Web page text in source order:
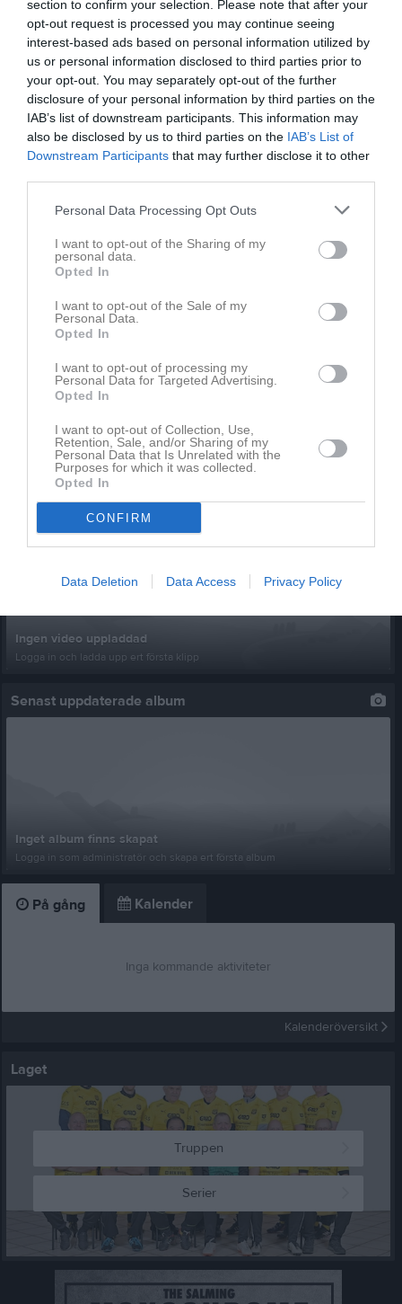
section to confirm your selection. Please note that after your
opt-out request is processed you may continue seeing
interest-based ads based on personal information utilized by
us or personal information disclosed to third parties prior to
your opt-out. You may separately opt-out of the further
disclosure of your personal information by third parties on the
IAB’s list of downstream participants. This information may
also be disclosed by us to third parties on the IAB’s List of
Downstream Participants that may further disclose it to other
Personal Data Processing Opt Outs
I want to opt-out of the Sharing of my
personal data.
Opted In
I want to opt-out of the Sale of my
Personal Data.
Opted In
I want to opt-out of processing my
Personal Data for Targeted Advertising.
Opted In
I want to opt-out of Collection, Use,
Retention, Sale, and/or Sharing of my
Personal Data that Is Unrelated with the
Purposes for which it was collected.
Opted In
CONFIRM
Data Deletion Data Access Privacy Policy
Gubbalaget vann Ärtsoppematchen med 4-3
Den årliga ärtsoppematchen om spelades i fredags slutade med vinst till "gubbalaget" över ungdomsledarna med 4-3 och fick därmed revanch för förra årets överaskande förlust. Vi var 26 som var med och spelade vilket var bra uppslutning med tanke på vädret men det var helt ok under matchen. Målskyttar för u-laget var Andreas "Dea" Ljungqvist, Marcus Salomonsson och Teemu Kontio och det var U-laget som tog ledningen men efter halvtidsvilan la gubbalaget i en växel till och forcerade till vinst genom mål av Thomas Nyqvist, Thomas Karlsson,Robin Bråddhult och Alain Fazakas (tror det var dom). Kul också att vi hade med tre kvinnliga spelare i form av Elisabeth Andersson, Åsa Lagnemar och Isabell Midholt och dessutom var Theres Roos coach för u-laget. Efter matchen blev det bastu och genomgång av matchen innan vi tog del av ärtsoppan och dryck som serverades av Kenneth Åstrand, Sven-Olof Johansson och Ingemar Nyqvist som med stor vana och lång erfarenhet gjorde detta på ett utmärkt sätt med bra service som vanligt till 36 st nöjda gäster. Den sedvanliga utlottningen av ett pris som går ut på att man drar bort en förlorare tills det endast är en vinnare kvar gick till Marcus Salomonsson som fick ett presentkort till Hestravikens Spa anläggning. Vi hoppas på ännu fler deltagare till nästa år och denna trevliga tillställning för alla aktiva ledare och funktionärer i Gnosjö IF.
GIF Gubbs 19 okt 2023 0
Visa fler nyheter
Senast uppladdade video
Ingen video uppladdad
Logga in och ladda upp ert första klipp
Senast uppdaterade album
Inget album finns skapat
Logga in som administratör och skapa ert första album
På gång Kalender
Inga kommande aktiviteter
Kalenderöversikt
Laget
Truppen
Serier